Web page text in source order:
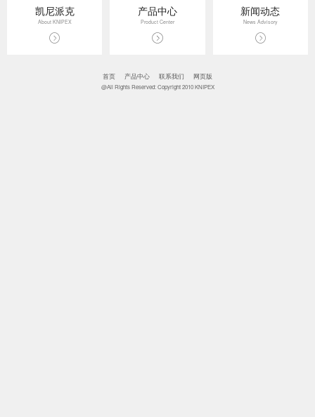
凯尼派克
About KNIPEX
产品中心
Product Center
新闻动态
News Advisory
首页 产品中心 联系我们 网页版
@All Rights Reserved: Copyright 2010 KNIPEX